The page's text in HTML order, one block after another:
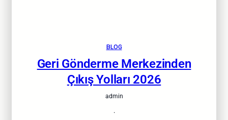
BLOG
Geri Gönderme Merkezinden
Çıkış Yolları 2026
admin
·